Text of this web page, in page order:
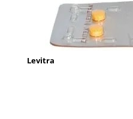
Levitra